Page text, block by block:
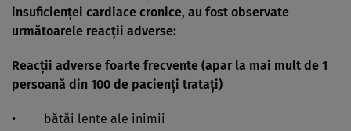
insuficienţei cardiace cronice, au fost observate
următoarele reacţii adverse:
Reacţii adverse foarte frecvente (apar la mai mult de 1
persoană din 100 de pacienţi trataţi)
• bătăi lente ale inimii